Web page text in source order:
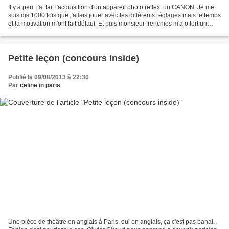
Il y a peu, j'ai fait l'acquisition d'un appareil photo reflex, un CANON. Je me
suis dis 1000 fois que j'allais jouer avec les différents réglages mais le temps
et la motivation m'ont fait défaut. Et puis monsieur frenchies m'a offert un
Petite leçon (concours inside)
Publié le 09/08/2013 à 22:30
Par celine in paris
Une pièce de théâtre en anglais à Paris, oui en anglais, ça c'est pas banal.